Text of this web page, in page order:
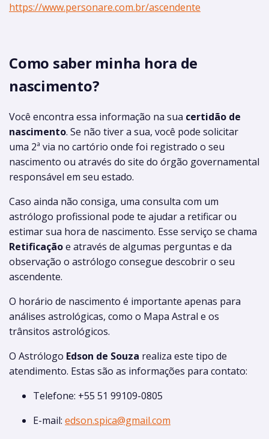
https://www.personare.com.br/ascendente
Como saber minha hora de
nascimento?
Você encontra essa informação na sua certidão de
nascimento. Se não tiver a sua, você pode solicitar
uma 2ª via no cartório onde foi registrado o seu
nascimento ou através do site do órgão governamental
responsável em seu estado.
Caso ainda não consiga, uma consulta com um
astrólogo profissional pode te ajudar a retificar ou
estimar sua hora de nascimento. Esse serviço se chama
Retificaçãoe através de algumas perguntas e da
observação o astrólogo consegue descobrir o seu
ascendente.
O horário de nascimento é importante apenas para
análises astrológicas, como o Mapa Astral e os
trânsitos astrológicos.
O Astrólogo Edson de Souza realiza este tipo de
atendimento. Estas são as informações para contato:
Telefone: +55 51 99109-0805
E-mail: edson.spica@gmail.com